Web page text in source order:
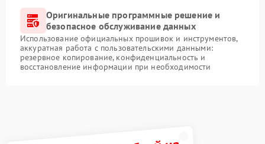
Оригинальные программные решение и
безопасное обслуживание данных
Использование официальных прошивок и инструментов,
аккуратная работа с пользовательскими данными:
резервное копирование, конфиденциальность и
восстановление информации при необходимости